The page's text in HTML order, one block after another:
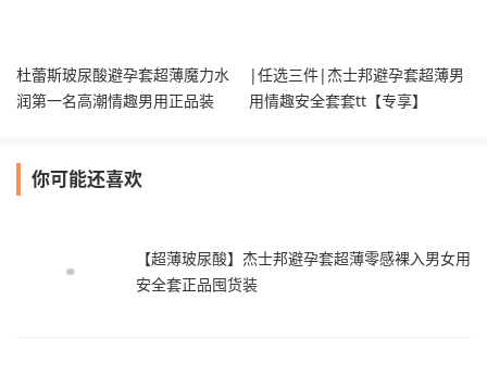
杜蕾斯玻尿酸避孕套超薄魔力水
润第一名高潮情趣男用正品装
|任选三件|杰士邦避孕套超薄男
用情趣安全套套tt【专享】
你可能还喜欢
【超薄玻尿酸】杰士邦避孕套超薄零感裸入男女用
安全套正品囤货装